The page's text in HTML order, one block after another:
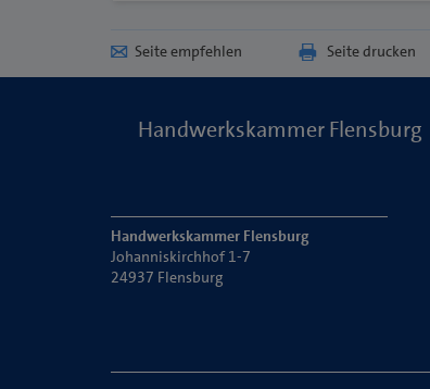
Seite empfehlen Seite drucken
Handwerkskammer Flensburg
Handwerkskammer Flensburg
Johanniskirchhof 1-7
24937 Flensburg